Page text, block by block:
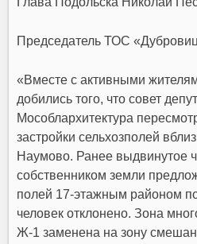
Председатель ТОС
«Вместе с активными
добились того, что совет
Мособлархитектура
застройки сельхозполей
Наумово. Ранее выдвинутое
собственником земли
полей 17-этажным районом
человек отклонено. Зона
Ж-1 заменена на зону